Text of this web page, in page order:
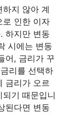
지 않아 계
로 인한 이자
하지만 변동
시에는 변동
어, 금리가 꾸
리를 선택하
금리가 오르
기 때문입니
된다면 변동